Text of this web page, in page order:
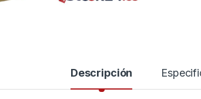
Descripción